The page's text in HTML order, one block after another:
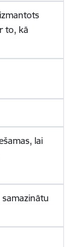
to, kā
lai